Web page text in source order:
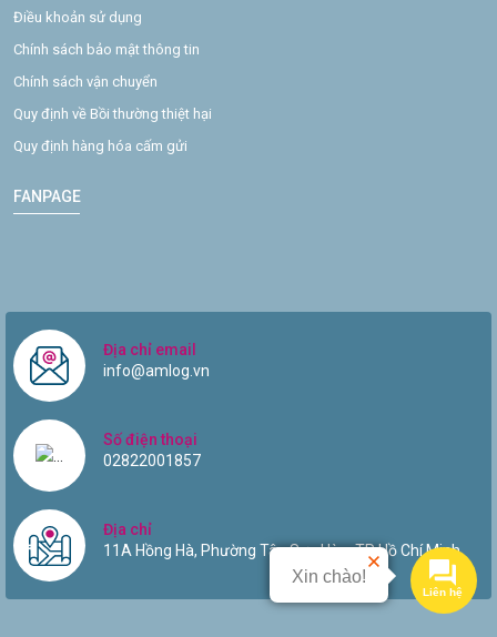
Điều khoản sử dụng
Chính sách bảo mật thông tin
Chính sách vận chuyển
Quy định về Bồi thường thiệt hại
Quy định hàng hóa cấm gửi
FANPAGE
Địa chỉ email
info@amlog.vn
Số điện thoại
02822001857
Địa chỉ
11A Hồng Hà, Phường Tân Sơn Hòa, TP Hồ Chí Minh.
Liên hệ
Xin chào!